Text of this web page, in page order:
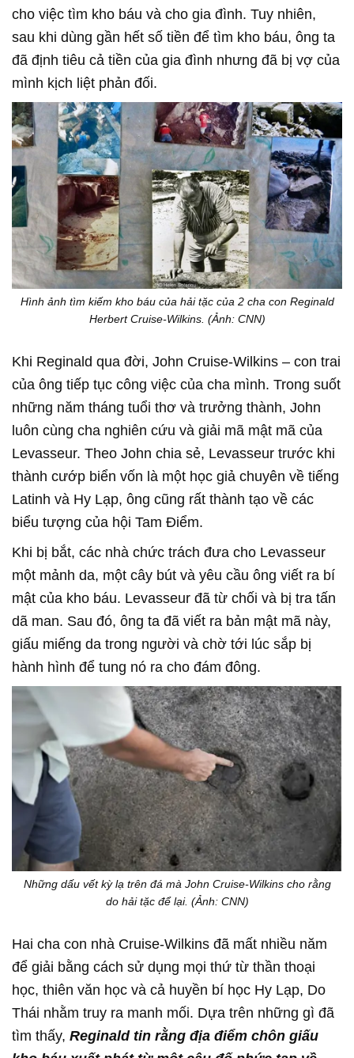
cho việc tìm kho báu và cho gia đình. Tuy nhiên,
sau khi dùng gần hết số tiền để tìm kho báu, ông ta
đã định tiêu cả tiền của gia đình nhưng đã bị vợ của
mình kịch liệt phản đối.
Hình ảnh tìm kiếm kho báu của hải tặc của 2 cha con Reginald
Herbert Cruise-Wilkins. (Ảnh: CNN)
Khi Reginald qua đời, John Cruise-Wilkins – con trai
của ông tiếp tục công việc của cha mình. Trong suốt
những năm tháng tuổi thơ và trưởng thành, John
luôn cùng cha nghiên cứu và giải mã mật mã của
Levasseur. Theo John chia sẻ, Levasseur trước khi
thành cướp biển vốn là một học giả chuyên về tiếng
Latinh và Hy Lạp, ông cũng rất thành tạo về các
biểu tượng của hội Tam Điểm.
Khi bị bắt, các nhà chức trách đưa cho Levasseur
một mảnh da, một cây bút và yêu cầu ông viết ra bí
mật của kho báu. Levasseur đã từ chối và bị tra tấn
dã man. Sau đó, ông ta đã viết ra bản mật mã này,
giấu miếng da trong người và chờ tới lúc sắp bị
hành hình để tung nó ra cho đám đông.
Những dấu vết kỳ lạ trên đá mà John Cruise-Wilkins cho rằng
do hải tặc để lại. (Ảnh: CNN)
Hai cha con nhà Cruise-Wilkins đã mất nhiều năm
để giải bằng cách sử dụng mọi thứ từ thần thoại
học, thiên văn học và cả huyền bí học Hy Lạp, Do
Thái nhằm truy ra manh mối. Dựa trên những gì đã
tìm thấy, Reginald tin rằng địa điểm chôn giấu